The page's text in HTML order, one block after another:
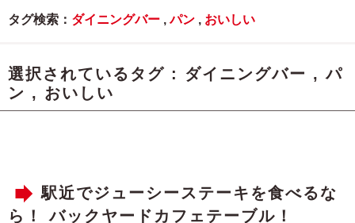
タグ検索： ダイニングバー ,パン , おいしい
選択されているタグ : ダイニングバー ,パ
ン , おいしい
駅近でジューシーステーキを食べるな
ら！ バックヤードカフェテーブル！